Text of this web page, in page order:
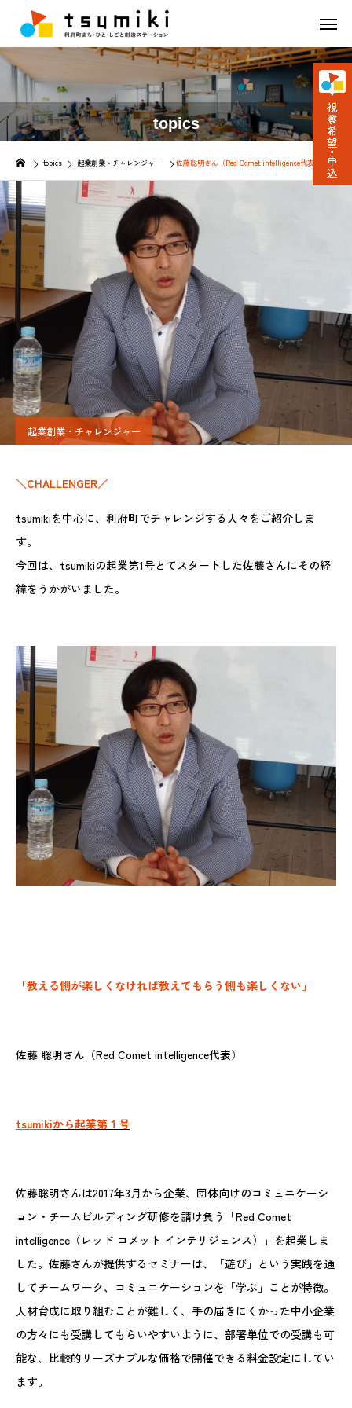
topics
topics 起業創業・チャレンジャー 佐藤聡明さん（Red Comet intelligence代表）
起業創業・チャレンジャー
＼CHALLENGER／
tsumikiを中心に、利府町でチャレンジする人々をご紹介しま
す。
今回は、tsumikiの起業第1号とてスタートした佐藤さんにその経
緯をうかがいました。
「教える側が楽しくなければ教えてもらう側も楽しくない」
佐藤 聡明さん（Red Comet intelligence代表）
tsumikiから起業第１号
佐藤聡明さんは2017年3月から企業、団体向けのコミュニケーシ
ョン・チームビルディング研修を請け負う「Red Comet
intelligence（レッド コメット インテリジェンス）」を起業しま
した。佐藤さんが提供するセミナーは、「遊び」という実践を通
してチームワーク、コミュニケーションを「学ぶ」ことが特徴。
人材育成に取り組むことが難しく、手の届きにくかった中小企業
の方々にも受講してもらいやすいように、部署単位での受講も可
能な、比較的リーズナブルな価格で開催できる料金設定にしてい
ます。